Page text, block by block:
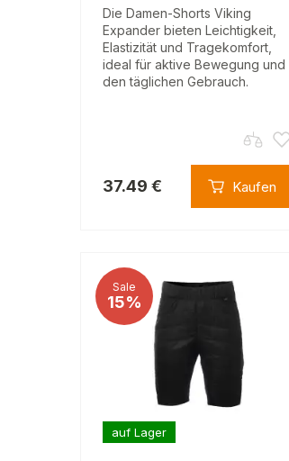
Die Damen-Shorts Viking
Expander bieten Leichtigkeit,
Elastizität und Tragekomfort,
ideal für aktive Bewegung und
den täglichen Gebrauch.
37.49 € Kaufen
Sale
15%
auf Lager